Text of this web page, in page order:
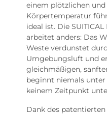
einem plötzlichen
Körpertemperatur
ideal ist. Die
arbeitet anders: Das
Weste verdunstet
Umgebungsluft und
gleichmäßigen,
beginnt niemals unter
keinem Zeitpunkt
Dank des